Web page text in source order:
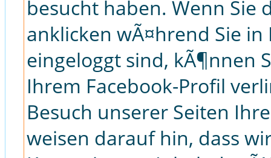
besucht haben. Wenn Sie
anklicken wÃ¤hrend Sie
eingeloggt sind, kÃ¶nnen
Ihrem Facebook-Profil
Besuch unserer Seiten
weisen darauf hin, dass